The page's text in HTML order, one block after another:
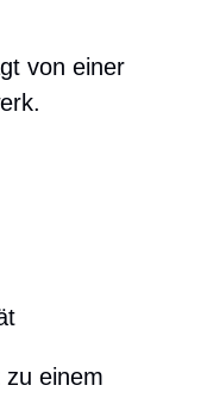
von einer
einem